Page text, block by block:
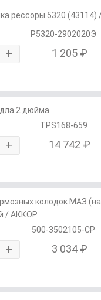
рессоры 5320
Р5320-2902020Э
+ 1 205 ₽
2 дюйма
TPS168-659
+ 14 742 ₽
колодок МАЗ
/ АККОР
500-3502105-СР
+ 3 034 ₽